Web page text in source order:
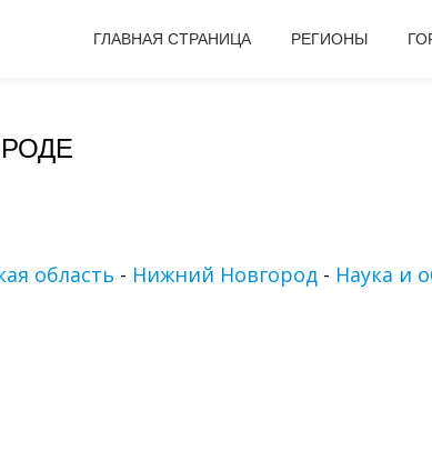
ГЛАВНАЯ СТРАНИЦА РЕГИОНЫ
область - Нижний Новгород - Наука и